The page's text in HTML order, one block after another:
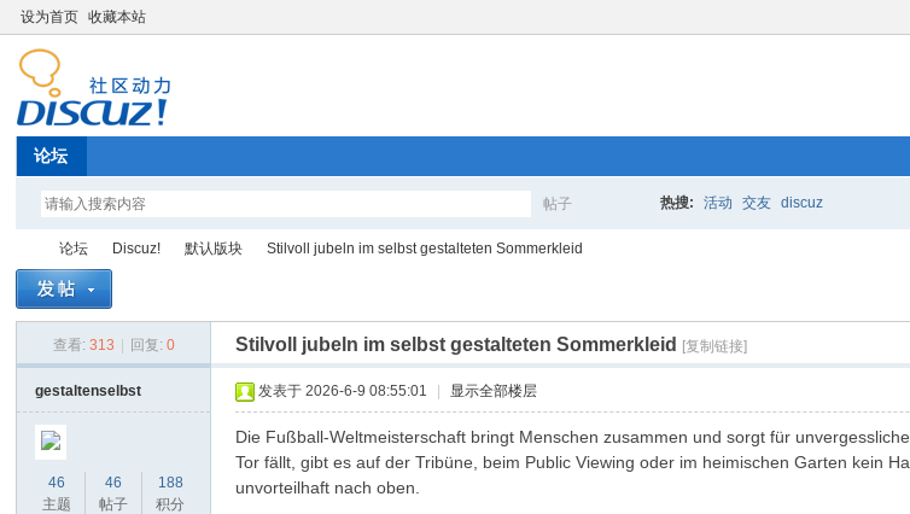
设为首页 收藏本站
论坛
帖子
索
热搜: 活动 交友 discuz
论坛
›
Discuz!
›
默认版块
›
Stilvoll jubeln im selbst gestalteten Sommerkleid
查看: 313 回复: 0 Stilvoll jubeln im selbst gestalteten Sommerkleid [复制链接]
gestaltenselbst
46
主题
46
帖子
188
积分
发表于 2026-6-9 08:55:01 显示全部楼层
Die Fußball-Weltmeisterschaft bringt Menschen zusammen und sorgt für
Tor fällt, gibt es auf der Tribüne, beim Public Viewing oder im heimischen Garten kein
unvorteilhaft nach oben.